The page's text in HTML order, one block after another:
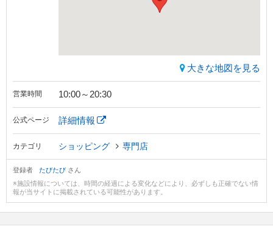
大きな地図を見る
営業時間 10:00～20:30
公式ページ 詳細情報
カテゴリ ショッピング 専門店
登録者 たびたび さん
※施設情報については、時間の経過による変化などにより、必ずしも正確でない情
報が当サイトに掲載されている可能性があります。